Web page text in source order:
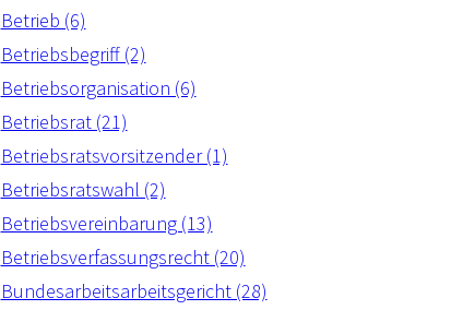
Betrieb (6)
Betriebsbegriff (2)
Betriebsorganisation (6)
Betriebsrat (21)
Betriebsratsvorsitzender (1)
Betriebsratswahl (2)
Betriebsvereinbarung (13)
Betriebsverfassungsrecht (20)
Bundesarbeitsarbeitsgericht (28)